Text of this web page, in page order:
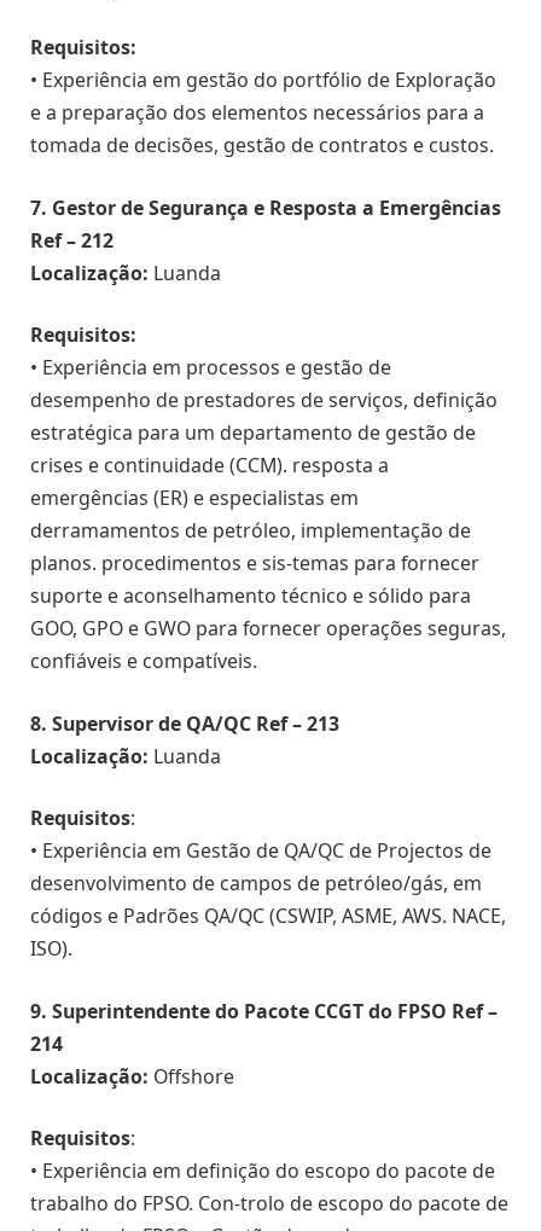
Requisitos:
• Experiência em gestão do portfólio de Exploração
e a preparação dos elementos necessários para a
tomada de decisões, gestão de contratos e custos.
7. Gestor de Segurança e Resposta a Emergências
Ref – 212
Localização: Luanda
Requisitos:
• Experiência em processos e gestão de
desempenho de prestadores de serviços, definição
estratégica para um departamento de gestão de
crises e continuidade (CCM). resposta a
emergências (ER) e especialistas em
derramamentos de petróleo, implementação de
planos. procedimentos e sis-temas para fornecer
suporte e aconselhamento técnico e sólido para
GOO, GPO e GWO para fornecer operações seguras,
confiáveis e compatíveis.
8. Supervisor de QA/QC Ref – 213
Localização: Luanda
Requisitos:
• Experiência em Gestão de QA/QC de Projectos de
desenvolvimento de campos de petróleo/gás, em
códigos e Padrões QA/QC (CSWIP, ASME, AWS. NACE,
ISO).
9. Superintendente do Pacote CCGT do FPSO Ref –
214
Localização: Offshore
Requisitos:
• Experiência em definição do escopo do pacote de
trabalho do FPSO. Con-trolo de escopo do pacote de